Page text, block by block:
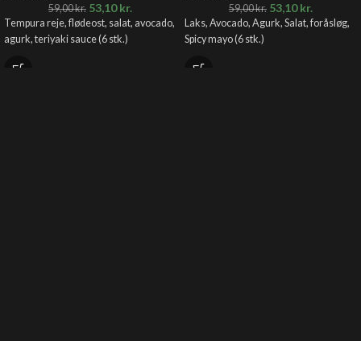
59,00kr. 53,10kr.
Tempura reje, flødeost, salat, avocado,
agurk, teriyaki sauce (6 stk.)
59,00kr. 53,10kr.
Laks, Avocado, Agurk, Salat, foråsløg,
Spicy mayo (6 stk.)